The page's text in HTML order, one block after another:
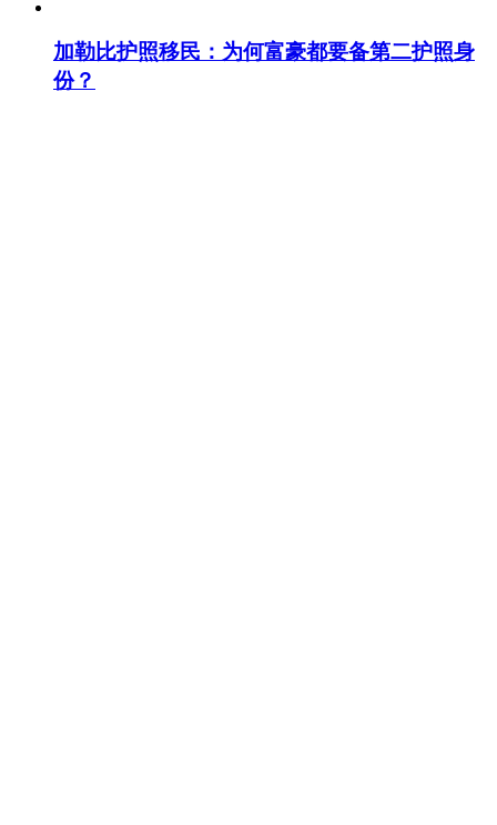
加勒比护照移民：为何富豪都要备第二护照身
份？